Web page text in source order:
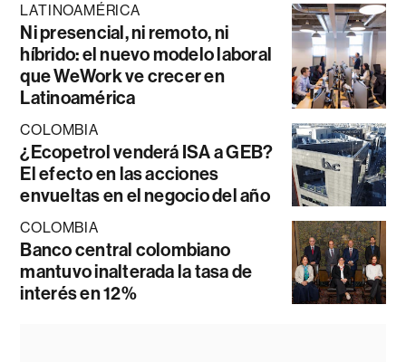
LATINOAMÉRICA
Ni presencial, ni remoto, ni
híbrido: el nuevo modelo laboral
que WeWork ve crecer en
Latinoamérica
COLOMBIA
¿Ecopetrol venderá ISA a GEB?
El efecto en las acciones
envueltas en el negocio del año
COLOMBIA
Banco central colombiano
mantuvo inalterada la tasa de
interés en 12%